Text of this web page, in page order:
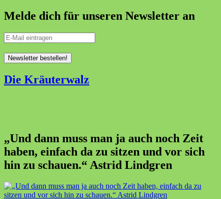
Melde dich für unseren Newsletter an
Die Kräuterwalz
„Und dann muss man ja auch noch Zeit
haben, einfach da zu sitzen und vor sich
hin zu schauen.“ Astrid Lindgren